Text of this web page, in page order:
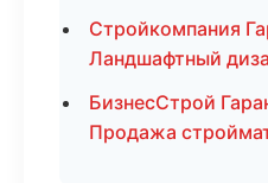
Стройкомпания
Ландшафтный
БизнесСтрой
Продажа